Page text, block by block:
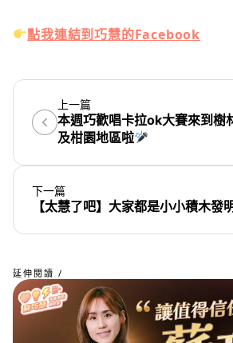
點我連結到巧慧的Facebook
上一篇
本週巧歡唱卡拉ok大賽來到樹
及柑園地區啦
下一篇
【太慧了吧】大家都是小小積木發
延伸閱讀 /